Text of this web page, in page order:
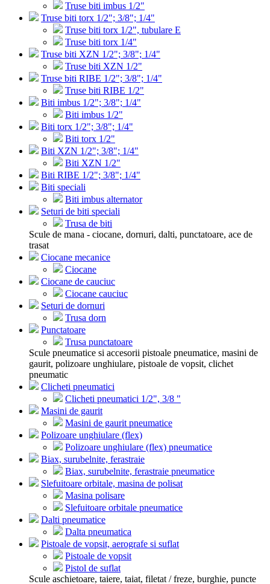
Truse biti imbus 1/2"
Truse biti torx 1/2"; 3/8"; 1/4"
Truse biti torx 1/2", tubulare E
Truse biti torx 1/4"
Truse biti XZN 1/2"; 3/8"; 1/4"
Truse biti XZN 1/2"
Truse biti RIBE 1/2"; 3/8"; 1/4"
Truse biti RIBE 1/2"
Biti imbus 1/2"; 3/8"; 1/4"
Biti imbus 1/2"
Biti torx 1/2"; 3/8"; 1/4"
Biti torx 1/2"
Biti XZN 1/2"; 3/8"; 1/4"
Biti XZN 1/2"
Biti RIBE 1/2"; 3/8"; 1/4"
Biti speciali
Biti imbus alternator
Seturi de biti speciali
Trusa de biti
Scule de mana - ciocane, dornuri, dalti, punctatoare, ace de
trasat
Ciocane mecanice
Ciocane
Ciocane de cauciuc
Ciocane cauciuc
Seturi de dornuri
Trusa dorn
Punctatoare
Trusa punctatoare
Scule pneumatice si accesorii pistoale pneumatice, masini de
gaurit, polizoare unghiulare, pistoale de vopsit, clichet
pneumatic
Clicheti pneumatici
Clicheti pneumatici 1/2", 3/8 "
Masini de gaurit
Masini de gaurit pneumatice
Polizoare unghiulare (flex)
Polizoare unghiulare (flex) pneumatice
Biax, surubelnite, ferastraie
Biax, surubelnite, ferastraie pneumatice
Slefuitoare orbitale, masina de polisat
Masina polisare
Slefuitoare orbitale pneumatice
Dalti pneumatice
Dalta pneumatica
Pistoale de vopsit, aerografe si suflat
Pistoale de vopsit
Pistol de suflat
Scule aschietoare, taiere, taiat, filetat / freze, burghie, puncte